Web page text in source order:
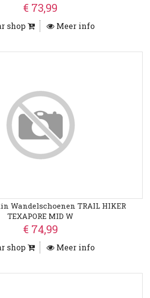
€ 73,99
shop Meer info
Wandelschoenen TRAIL HIKER
TEXAPORE MID W
€ 74,99
shop Meer info